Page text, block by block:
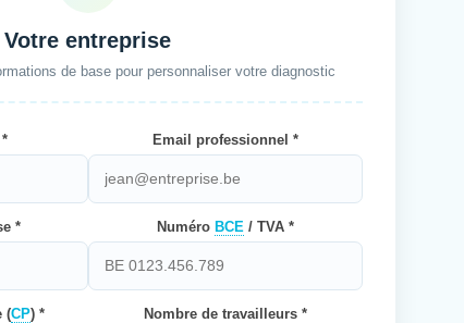
Votre entreprise
de base pour personnaliser votre diagnostic
Email professionnel *
* Numéro BCE/ TVA *
(CP) * Nombre de travailleurs *